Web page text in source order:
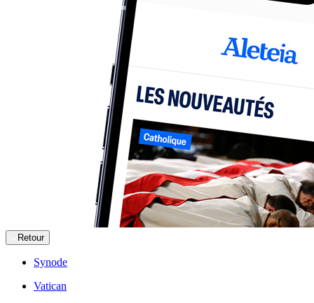
Retour
Synode
Vatican